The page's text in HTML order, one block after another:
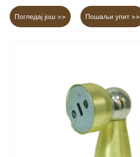
Погледај још >> Пошаљи упит >>